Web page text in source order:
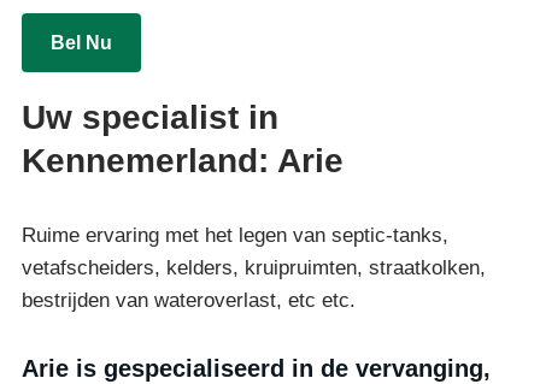
Bel Nu
Uw specialist in
Kennemerland: Arie
Ruime ervaring met het legen van septic-tanks,
vetafscheiders, kelders, kruipruimten, straatkolken,
bestrijden van wateroverlast, etc etc.
Arie is gespecialiseerd in de vervanging,